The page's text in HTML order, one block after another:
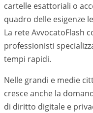
cartelle esattoriali o
quadro delle esigenze
La rete AvvocatoFlash
professionisti
tempi rapidi.
Nelle grandi e medie
cresce anche la
di diritto digitale e